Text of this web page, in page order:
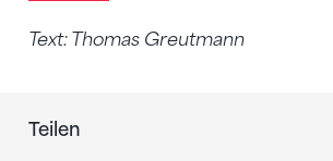
Text: Thomas Greutmann
Teilen